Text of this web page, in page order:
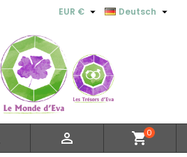
Deutsch 
EUR € 
 shopping_cart0